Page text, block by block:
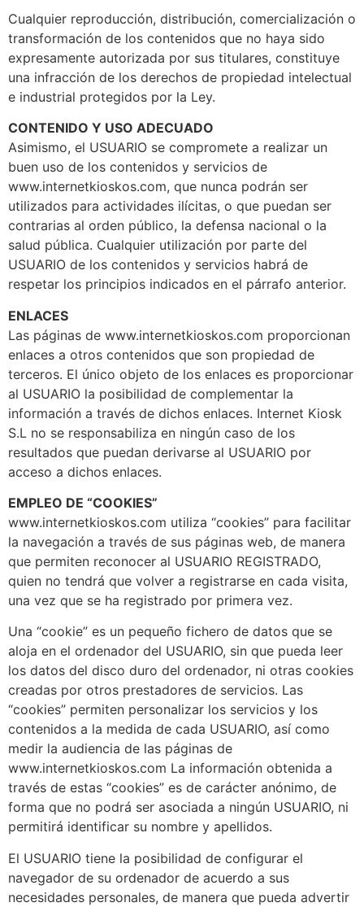
Cualquier reproducción, distribución, comercialización o
transformación de los contenidos que no haya sido
expresamente autorizada por sus titulares, constituye
una infracción de los derechos de propiedad intelectual
e industrial protegidos por la Ley.
CONTENIDO Y USO ADECUADO
Asimismo, el USUARIO se compromete a realizar un
buen uso de los contenidos y servicios de
www.internetkioskos.com, que nunca podrán ser
utilizados para actividades ilícitas, o que puedan ser
contrarias al orden público, la defensa nacional o la
salud pública. Cualquier utilización por parte del
USUARIO de los contenidos y servicios habrá de
respetar los principios indicados en el párrafo anterior.
ENLACES
Las páginas de www.internetkioskos.com proporcionan
enlaces a otros contenidos que son propiedad de
terceros. El único objeto de los enlaces es proporcionar
al USUARIO la posibilidad de complementar la
información a través de dichos enlaces. Internet Kiosk
S.L no se responsabiliza en ningún caso de los
resultados que puedan derivarse al USUARIO por
acceso a dichos enlaces.
EMPLEO DE “COOKIES”
www.internetkioskos.com utiliza “cookies” para facilitar
la navegación a través de sus páginas web, de manera
que permiten reconocer al USUARIO REGISTRADO,
quien no tendrá que volver a registrarse en cada visita,
una vez que se ha registrado por primera vez.
Una “cookie” es un pequeño fichero de datos que se
aloja en el ordenador del USUARIO, sin que pueda leer
los datos del disco duro del ordenador, ni otras cookies
creadas por otros prestadores de servicios. Las
“cookies” permiten personalizar los servicios y los
contenidos a la medida de cada USUARIO, así como
medir la audiencia de las páginas de
www.internetkioskos.com La información obtenida a
través de estas “cookies” es de carácter anónimo, de
forma que no podrá ser asociada a ningún USUARIO, ni
permitirá identificar su nombre y apellidos.
El USUARIO tiene la posibilidad de configurar el
navegador de su ordenador de acuerdo a sus
necesidades personales, de manera que pueda advertir